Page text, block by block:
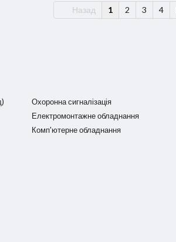
Назад 1 2 3 4
Охоронна сигналізація
Електромонтажне обладнання
Комп'ютерне обладнання